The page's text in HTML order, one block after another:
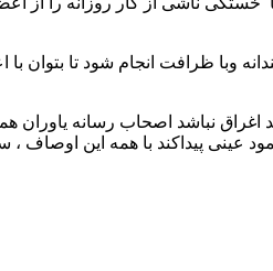
وبا ظرافت انجام شود تا
نباشد اصحاب رسانه یاوران
عینی پیداکند با همه این